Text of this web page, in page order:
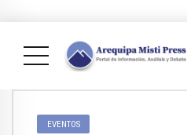
EVENTOS